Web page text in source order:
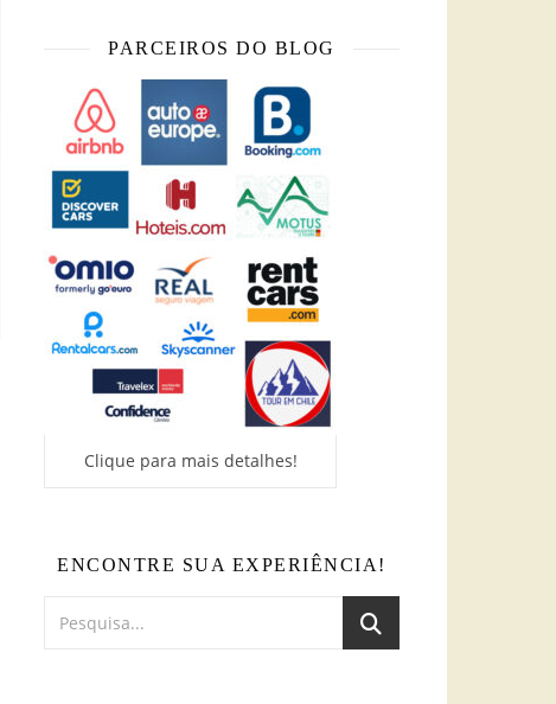
PARCEIROS DO BLOG
Clique para mais detalhes!
ENCONTRE SUA EXPERIÊNCIA!